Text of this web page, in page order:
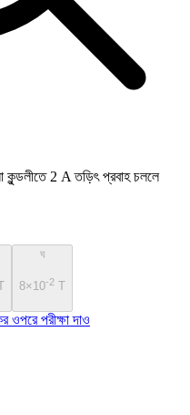
কুন্ডলীতে 2 A তড়িৎ প্রবাহ চললে
ঘ
8×10-2 T
ওপরে পরীক্ষা দাও